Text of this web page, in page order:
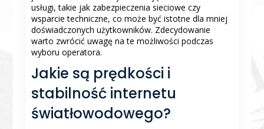
usługi, takie jak zabezpieczenia sieciowe czy
wsparcie techniczne, co może być istotne dla mniej
doświadczonych użytkowników. Zdecydowanie
warto zwrócić uwagę na te możliwości podczas
wyboru operatora.
Jakie są prędkości i
stabilność internetu
światłowodowego?